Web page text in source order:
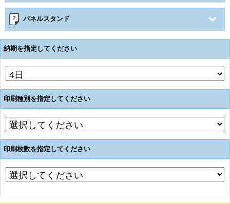
パネルスタンド
納期を指定してください
印刷種別を指定してください
印刷枚数を指定してください